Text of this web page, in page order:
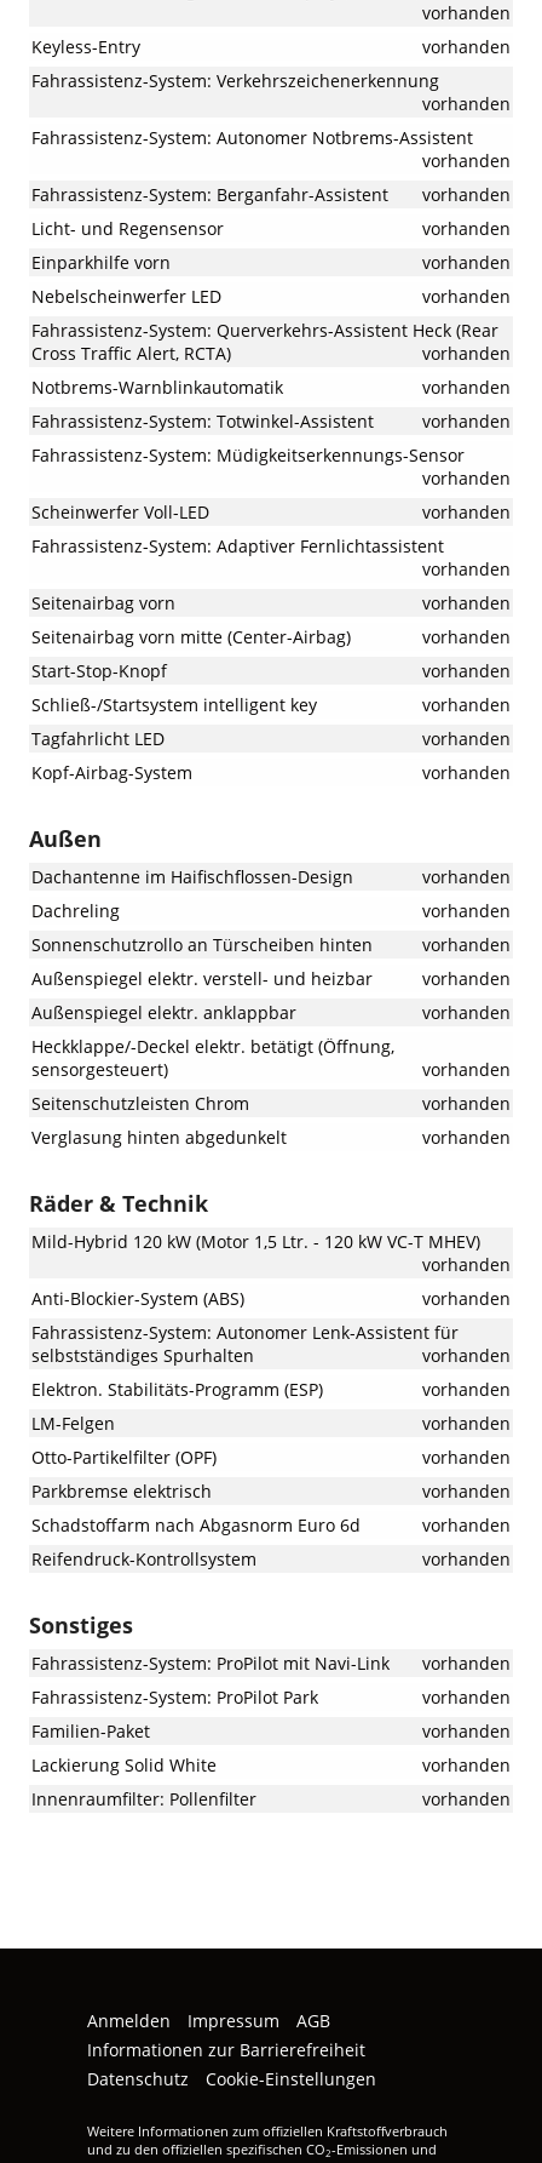
vorhanden
Keyless-Entry
vorhanden
Fahrassistenz-System: Verkehrszeichenerkennung
vorhanden
Fahrassistenz-System: Autonomer Notbrems-Assistent
vorhanden
Fahrassistenz-System: Berganfahr-Assistent
vorhanden
Licht- und Regensensor
vorhanden
Einparkhilfe vorn
vorhanden
Nebelscheinwerfer LED
vorhanden
Fahrassistenz-System: Querverkehrs-Assistent Heck (Rear
Cross Traffic Alert, RCTA)
vorhanden
Notbrems-Warnblinkautomatik
vorhanden
Fahrassistenz-System: Totwinkel-Assistent
vorhanden
Fahrassistenz-System: Müdigkeitserkennungs-Sensor
vorhanden
Scheinwerfer Voll-LED
vorhanden
Fahrassistenz-System: Adaptiver Fernlichtassistent
vorhanden
Seitenairbag vorn
vorhanden
Seitenairbag vorn mitte (Center-Airbag)
vorhanden
Start-Stop-Knopf
vorhanden
Schließ-/Startsystem intelligent key
vorhanden
Tagfahrlicht LED
vorhanden
Kopf-Airbag-System
vorhanden
Außen
Dachantenne im Haifischflossen-Design
vorhanden
Dachreling
vorhanden
Sonnenschutzrollo an Türscheiben hinten
vorhanden
Außenspiegel elektr. verstell- und heizbar
vorhanden
Außenspiegel elektr. anklappbar
vorhanden
Heckklappe/-Deckel elektr. betätigt (Öffnung,
sensorgesteuert)
vorhanden
Seitenschutzleisten Chrom
vorhanden
Verglasung hinten abgedunkelt
vorhanden
Räder & Technik
Mild-Hybrid 120 kW (Motor 1,5 Ltr. - 120 kW VC-T MHEV)
vorhanden
Anti-Blockier-System (ABS)
vorhanden
Fahrassistenz-System: Autonomer Lenk-Assistent für
selbstständiges Spurhalten
vorhanden
Elektron. Stabilitäts-Programm (ESP)
vorhanden
LM-Felgen
vorhanden
Otto-Partikelfilter (OPF)
vorhanden
Parkbremse elektrisch
vorhanden
Schadstoffarm nach Abgasnorm Euro 6d
vorhanden
Reifendruck-Kontrollsystem
vorhanden
Sonstiges
Fahrassistenz-System: ProPilot mit Navi-Link
vorhanden
Fahrassistenz-System: ProPilot Park
vorhanden
Familien-Paket
vorhanden
Lackierung Solid White
vorhanden
Innenraumfilter: Pollenfilter
vorhanden
Anmelden Impressum
AGB
Informationen zur Barrierefreiheit
Datenschutz
Cookie-Einstellungen
Weitere Informationen zum offiziellen Kraftstoffverbrauch
und zu den offiziellen spezifischen CO2-Emissionen und